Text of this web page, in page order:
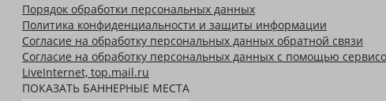
Порядок обработки персональных данных
Политика конфиденциальности и защиты информации
Согласие на обработку персональных данных обратной связи
Согласие на обработку персональных данных с помощью
LiveInternet, top.mail.ru
ПОКАЗАТЬ БАННЕРНЫЕ МЕСТА